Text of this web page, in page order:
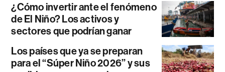
¿Cómo invertir ante el fenómeno
de El Niño? Los activos y
sectores que podrían ganar
Los países que ya se preparan
para el “Súper Niño 2026” y sus